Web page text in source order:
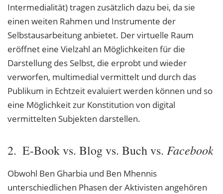
Intermedialität) tragen zusätzlich dazu bei, da sie
einen weiten Rahmen und Instrumente der
Selbstausarbeitung anbietet. Der virtuelle Raum
eröffnet eine Vielzahl an Möglichkeiten für die
Darstellung des Selbst, die erprobt und wieder
verworfen, multimedial vermittelt und durch das
Publikum in Echtzeit evaluiert werden können und so
eine Möglichkeit zur Konstitution von digital
vermittelten Subjekten darstellen.
2. E-Book vs. Blog vs. Buch vs. Facebook
Obwohl Ben Gharbia und Ben Mhennis
unterschiedlichen Phasen der Aktivisten angehören